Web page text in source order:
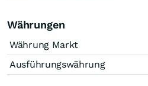
Währungen
Währung Markt
Ausführungswährung